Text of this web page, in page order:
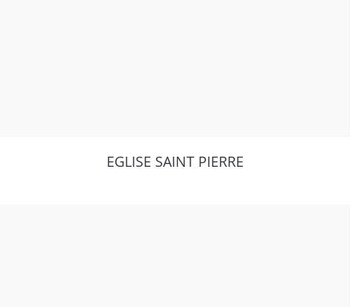
EGLISE SAINT PIERRE